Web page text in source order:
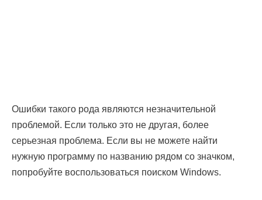
Ошибки такого рода являются незначительной
проблемой. Если только это не другая, более
серьезная проблема. Если вы не можете найти
нужную программу по названию рядом со значком,
попробуйте воспользоваться поиском Windows.